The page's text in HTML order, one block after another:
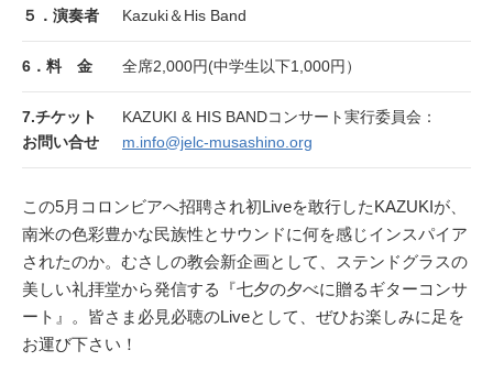
５．演奏者 Kazuki＆His Band
6．料 金 全席2,000円(中学生以下1,000円）
7.チケット
お問い合せ
KAZUKI & HIS BANDコンサート実行委員会：
m.info@jelc-musashino.org
この5月コロンビアへ招聘され初Liveを敢行したKAZUKIが、
南米の色彩豊かな民族性とサウンドに何を感じインスパイア
されたのか。むさしの教会新企画として、ステンドグラスの
美しい礼拝堂から発信する『七夕の夕べに贈るギターコンサ
ート』。皆さま必見必聴のLiveとして、ぜひお楽しみに足を
お運び下さい！